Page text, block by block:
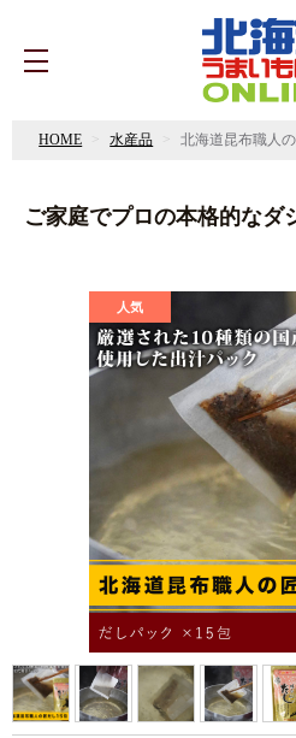
HOME 水産品 北海道昆布職人
ご家庭でプロの本格的なダ